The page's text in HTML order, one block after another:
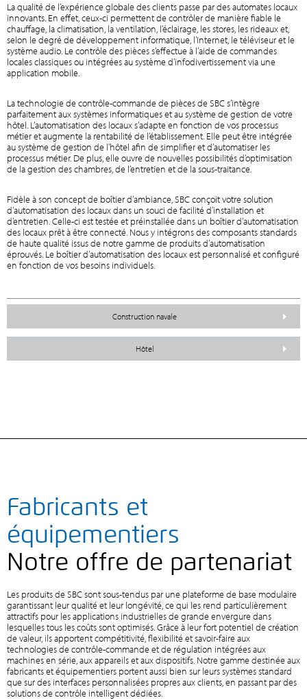
La qualité de l’expérience globale des clients passe par des automates locaux
innovants. En effet, ceux-ci permettent de contrôler de manière fiable le
chauffage, la climatisation, la ventilation, l’éclairage, les stores, les rideaux et,
selon le degré de développement informatique, l’Internet, le téléviseur et le
système audio. Le contrôle des pièces s’effectue à l’aide de commandes
locales classiques ou intégrées au système d’infodivertissement via une
application mobile.
La technologie de contrôle-commande de pièces de SBC s’intègre
parfaitement aux systèmes informatiques et au système de gestion de votre
hôtel. L’automatisation des locaux s’adapte en fonction de vos processus
métier et augmente la rentabilité de l’établissement. Elle peut être intégrée
au système de gestion de l’hôtel afin de simplifier et d’automatiser les
processus métier. De plus, elle ouvre de nouvelles possibilités d’optimisation
de la gestion des chambres, de l’entretien et de la sous-traitance.
Fidèle à son concept de boîtier d’ambiance, SBC conçoit votre solution
d’automatisation des locaux dans un souci de facilité d’installation et
d’entretien. Celle-ci est testée et préinstallée dans un boîtier d’automatisation
des locaux prêt à être connecté. Nous y intégrons des composants standards
de haute qualité issus de notre gamme de produits d’automatisation
éprouvés. Le boîtier d’automatisation des locaux est personnalisé et configuré
en fonction de vos besoins individuels.
Construction navale
Hôtel
Fabricants et
équipementiers
Notre offre de partenariat
Les produits de SBC sont sous-tendus par une plateforme de base modulaire
garantissant leur qualité et leur longévité, ce qui les rend particulièrement
attractifs pour les applications industrielles de grande envergure dans
lesquelles tous les coûts sont optimisés. Grâce à leur fort potentiel de création
de valeur, ils apportent compétitivité, flexibilité et savoir-faire aux
technologies de contrôle-commande et de régulation intégrées aux
machines en série, aux appareils et aux dispositifs. Notre gamme destinée aux
fabricants et équipementiers portent aussi bien sur leurs systèmes standard
que sur des interfaces personnalisées propres aux clients, en passant par des
solutions de contrôle intelligent dédiées.